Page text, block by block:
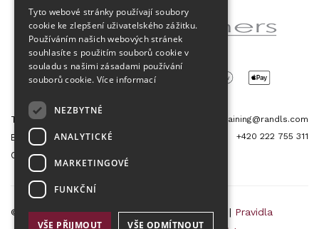
Tetris Office Building
Budějovická 1550/15a
CZ 140 00, Praha 4
training@randls.com
+420 222 755 311
© 2026 Randls Training |Mapa stránek|RSS | Pravidla
Tyto webové stránky používají soubory
cookie ke zlepšení uživatelského zážitku.
Používáním našich webových stránek
souhlasíte s použitím souborů cookie v
souladu s našimi zásadami používání
souborů cookie. Více informací
NEZBYTNÉ
ANALYTICKÉ
MARKETINGOVÉ
FUNKČNÍ
VŠE PŘIJMOUT VŠE ODMÍTNOUT